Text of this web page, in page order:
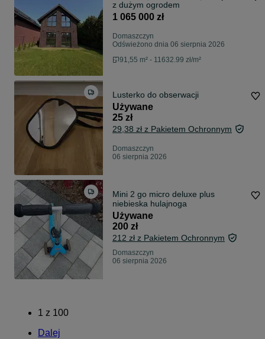
z dużym ogrodem
1 065 000 zł
Domaszczyn
Odświeżono dnia 06 sierpnia 2026
91,55 m² - 11632.99 zł/m²
Lusterko do obserwacji
Używane
25 zł
29,38 zł z Pakietem Ochronnym
Domaszczyn
06 sierpnia 2026
Mini 2 go micro deluxe plus
niebieska hulajnoga
Używane
200 zł
212 zł z Pakietem Ochronnym
Domaszczyn
06 sierpnia 2026
1 z 100
Dalej